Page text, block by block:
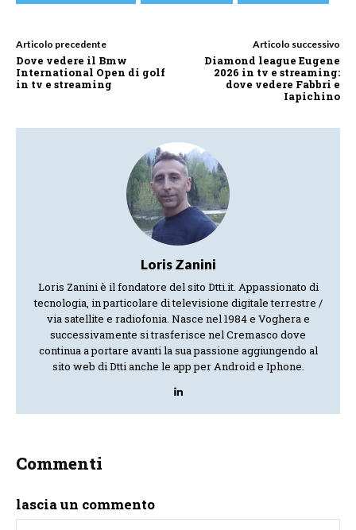
Articolo precedente
Dove vedere il Bmw
International Open di golf
in tv e streaming
Articolo successivo
Diamond league Eugene
2026 in tv e streaming:
dove vedere Fabbri e
Iapichino
Loris Zanini
Loris Zanini è il fondatore del sito Dtti.it. Appassionato di
tecnologia, in particolare di televisione digitale terrestre /
via satellite e radiofonia. Nasce nel 1984 e Voghera e
successivamente si trasferisce nel Cremasco dove
continua a portare avanti la sua passione aggiungendo al
sito web di Dtti anche le app per Android e Iphone.
Commenti
lascia un commento